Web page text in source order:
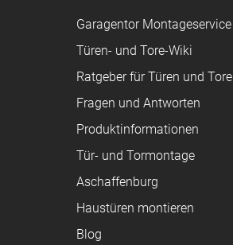
Garagentor Montageservice
Türen- und Tore-Wiki
Ratgeber für Türen und Tore
Fragen und Antworten
Produktinformationen
Tür- und Tormontage
Aschaffenburg
Haustüren montieren
Blog